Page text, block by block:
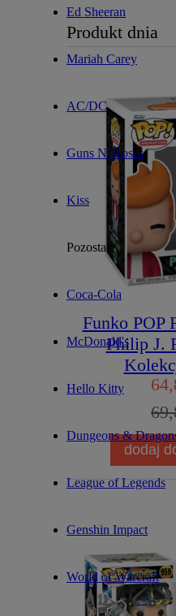
Ed Sheeran
Mariah Carey
AC/DC
Guns N' Roses
Kiss
Pozostałe
Coca-Cola
McDonald's
Hello Kitty
Dungeons &
League of Legends
Genshin Impact
World of Warcraft
Produkt dnia
Funko POP
Philip J.
dodaj